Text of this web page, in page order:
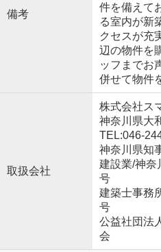
備考
件を備えて
る室内が新
クセスが充
辺の物件を
ッフまでお
併せて物件
取扱会社
株式会社ス
神奈川県大
TEL:046-
神奈川県知
建設業/神奈
号
建築士事務
号
公益社団法
会